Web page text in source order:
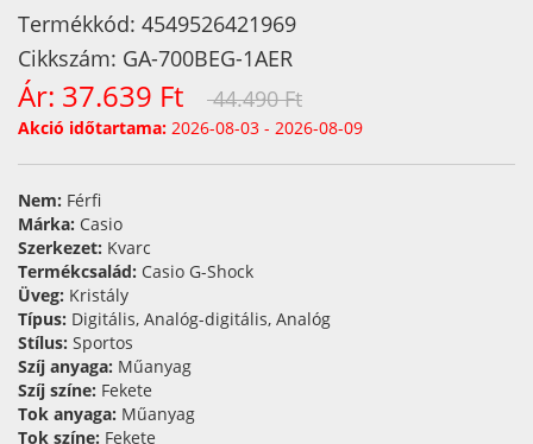
Termékkód: 4549526421969
Cikkszám: GA-700BEG-1AER
Ár: 37.639 Ft 44.490 Ft
Akció időtartama: 2026-08-03 - 2026-08-09
Nem: Férfi
Márka: Casio
Szerkezet: Kvarc
Termékcsalád: Casio G-Shock
Üveg: Kristály
Típus: Digitális, Analóg-digitális, Analóg
Stílus: Sportos
Szíj anyaga: Műanyag
Szíj színe: Fekete
Tok anyaga: Műanyag
Tok színe: Fekete